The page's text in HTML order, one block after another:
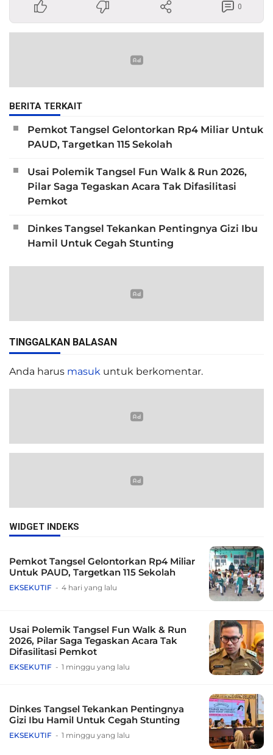
0
BERITA TERKAIT
Pemkot Tangsel Gelontorkan Rp4 Miliar Untuk
PAUD, Targetkan 115 Sekolah
Usai Polemik Tangsel Fun Walk & Run 2026,
Pilar Saga Tegaskan Acara Tak Difasilitasi
Pemkot
Dinkes Tangsel Tekankan Pentingnya Gizi Ibu
Hamil Untuk Cegah Stunting
TINGGALKAN BALASAN
Anda harus masuk untuk berkomentar.
WIDGET INDEKS
Pemkot Tangsel Gelontorkan Rp4 Miliar
Untuk PAUD, Targetkan 115 Sekolah
EKSEKUTIF 4 hari yang lalu
Usai Polemik Tangsel Fun Walk & Run
2026, Pilar Saga Tegaskan Acara Tak
Difasilitasi Pemkot
EKSEKUTIF 1 minggu yang lalu
Dinkes Tangsel Tekankan Pentingnya
Gizi Ibu Hamil Untuk Cegah Stunting
EKSEKUTIF 1 minggu yang lalu